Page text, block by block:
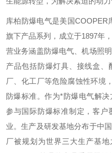
库柏防爆电气是美国COOPER
旗下产品系列，成立于1897年
营业务涵盖防爆电气、机场照
产品包括防爆灯具、接线盒、
厂、化工厂等危险腐蚀性环境
防爆标准。作为*防爆电气解
参与国际防爆标准制定，客户
业。生产及研发基地分布于中
厂被规划为世界三大生产基地